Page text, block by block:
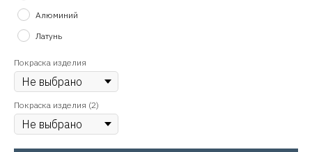
Алюминий
Латунь
Покраска изделия
Покраска изделия (2)